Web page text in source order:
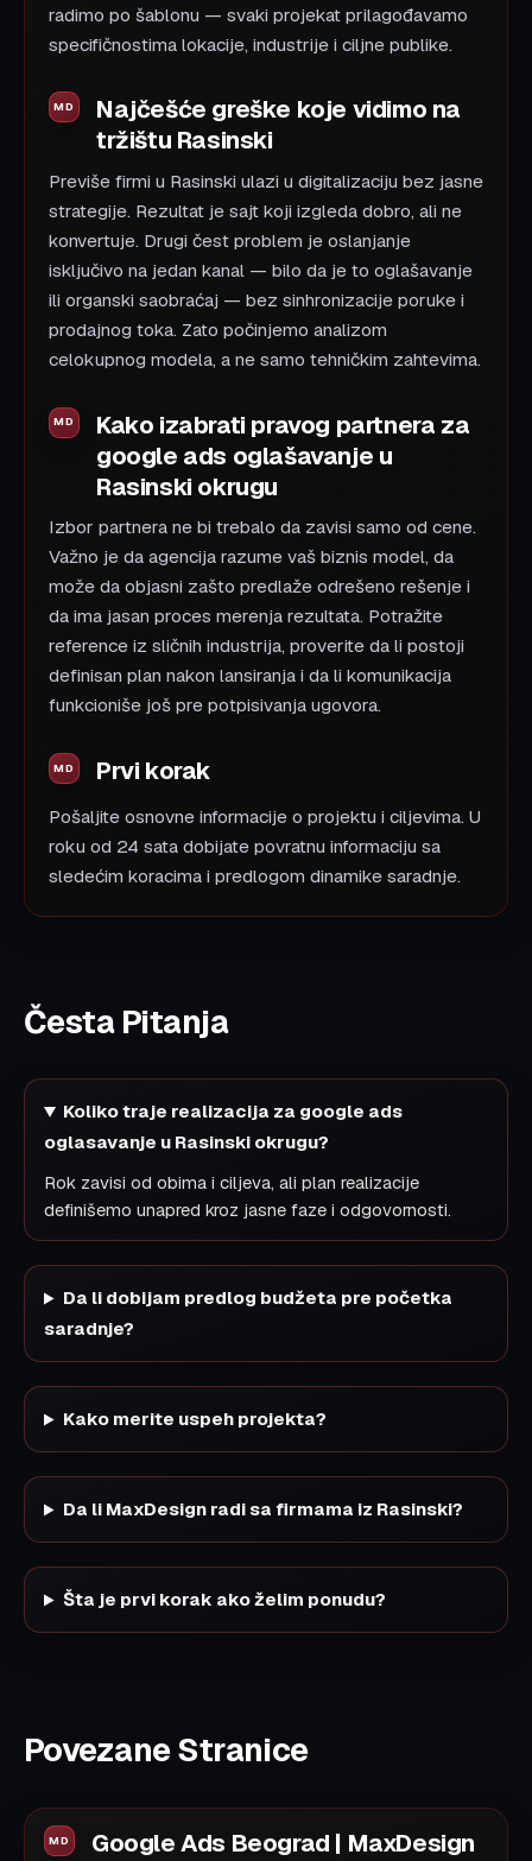
radimo po šablonu — svaki projekat prilagođavamo
specifičnostima lokacije, industrije i ciljne publike.
Najčešće greške koje vidimo na
tržištu Rasinski
Previše firmi u Rasinski ulazi u digitalizaciju bez jasne
strategije. Rezultat je sajt koji izgleda dobro, ali ne
konvertuje. Drugi čest problem je oslanjanje
isključivo na jedan kanal — bilo da je to oglašavanje
ili organski saobraćaj — bez sinhronizacije poruke i
prodajnog toka. Zato počinjemo analizom
celokupnog modela, a ne samo tehničkim zahtevima.
Kako izabrati pravog partnera za
google ads oglašavanje u
Rasinski okrugu
Izbor partnera ne bi trebalo da zavisi samo od cene.
Važno je da agencija razume vaš biznis model, da
može da objasni zašto predlaže odrešeno rešenje i
da ima jasan proces merenja rezultata. Potražite
reference iz sličnih industrija, proverite da li postoji
definisan plan nakon lansiranja i da li komunikacija
funkcioniše još pre potpisivanja ugovora.
Prvi korak
Pošaljite osnovne informacije o projektu i ciljevima. U
roku od 24 sata dobijate povratnu informaciju sa
sledećim koracima i predlogom dinamike saradnje.
Česta Pitanja
Koliko traje realizacija za google ads
oglasavanje u Rasinski okrugu?
Rok zavisi od obima i ciljeva, ali plan realizacije
definišemo unapred kroz jasne faze i odgovornosti.
Da li dobijam predlog budžeta pre početka
saradnje?
Kako merite uspeh projekta?
Da li MaxDesign radi sa firmama iz Rasinski?
Šta je prvi korak ako želim ponudu?
Povezane Stranice
Google Ads Beograd | MaxDesign